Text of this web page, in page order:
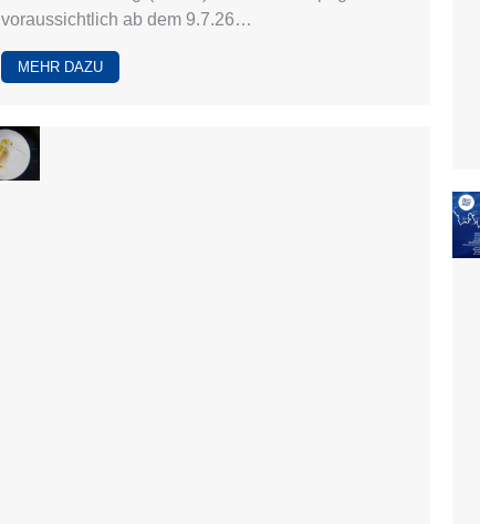
voraussichtlich ab dem 9.7.26…
MEHR DAZU